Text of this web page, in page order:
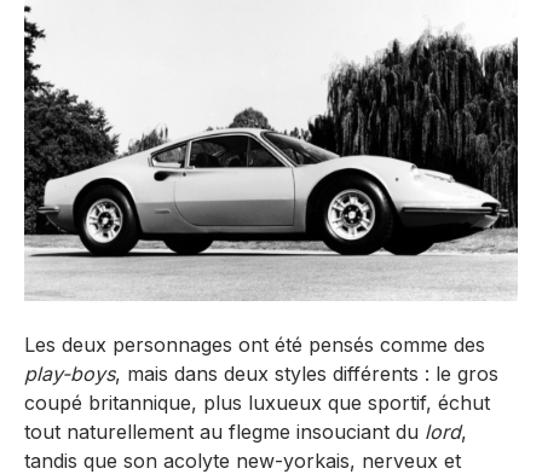
Les deux personnages ont été pensés comme des
play-boys, mais dans deux styles différents : le gros
coupé britannique, plus luxueux que sportif, échut
tout naturellement au flegme insouciant du lord,
tandis que son acolyte new-yorkais, nerveux et